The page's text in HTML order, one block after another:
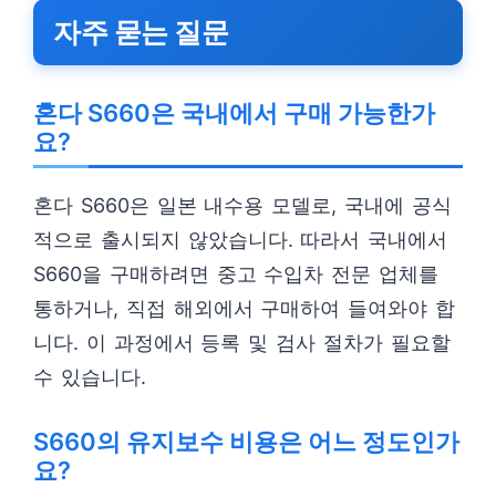
자주 묻는 질문
혼다 S660은 국내에서 구매 가능한가
요?
혼다 S660은 일본 내수용 모델로, 국내에 공식
적으로 출시되지 않았습니다. 따라서 국내에서
S660을 구매하려면 중고 수입차 전문 업체를
통하거나, 직접 해외에서 구매하여 들여와야 합
니다. 이 과정에서 등록 및 검사 절차가 필요할
수 있습니다.
S660의 유지보수 비용은 어느 정도인가
요?